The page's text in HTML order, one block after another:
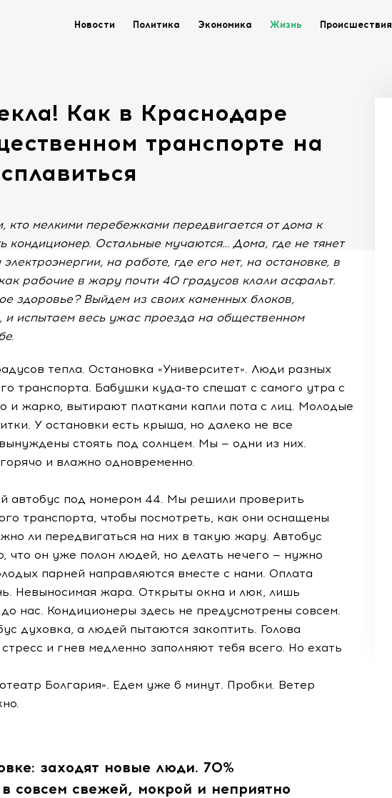
Новости Политика Экономика Жизнь Происшествия
Как в Краснодаре
транспорте на
мелкими перебежками передвигается от дома к
кондиционер. Остальные мучаются… Дома, где не тянет
на работе, где его нет, на остановке, в
рабочие в жару почти 40 градусов клали асфальт.
здоровье? Выйдем из своих каменных блоков,
испытаем весь ужас проезда на общественном
тепла. Остановка «Университет». Люди разных
транспорта. Бабушки куда-то спешат с самого утра с
и жарко, вытирают платками капли пота с лиц. Молодые
У остановки есть крыша, но далеко не все
стоять под солнцем. Мы — одни из них.
и влажно одновременно.
автобус под номером 44. Мы решили проверить
транспорта, чтобы посмотреть, как они оснащены
ли передвигаться на них в такую жару. Автобус
что он уже полон людей, но делать нечего — нужно
парней направляются вместе с нами. Оплата
Невыносимая жара. Открыты окна и люк, лишь
нас. Кондиционеры здесь не предусмотрены совсем.
духовка, а людей пытаются закоптить. Голова
и гнев медленно заполняют тебя всего. Но ехать
Болгария». Едем уже 6 минут. Пробки. Ветер
заходят новые люди. 70%
совсем свежей, мокрой и неприятно